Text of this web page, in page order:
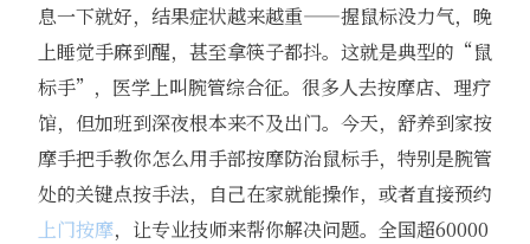
息一下就好，结果症状越来越重——握鼠标没力气，晚
上睡觉手麻到醒，甚至拿筷子都抖。这就是典型的“鼠
标手”，医学上叫腕管综合征。很多人去按摩店、理疗
馆，但加班到深夜根本来不及出门。今天，舒养到家按
摩手把手教你怎么用手部按摩防治鼠标手，特别是腕管
处的关键点按手法，自己在家就能操作，或者直接预约
上门按摩，让专业技师来帮你解决问题。全国超60000